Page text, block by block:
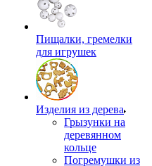
Пищалки, гремелки
для игрушек
Изделия из дерева
Грызунки на
деревянном
кольце
Погремушки из